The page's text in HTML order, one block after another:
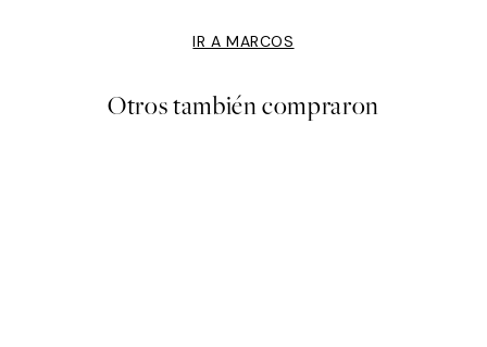
IR A MARCOS
Otros también compraron